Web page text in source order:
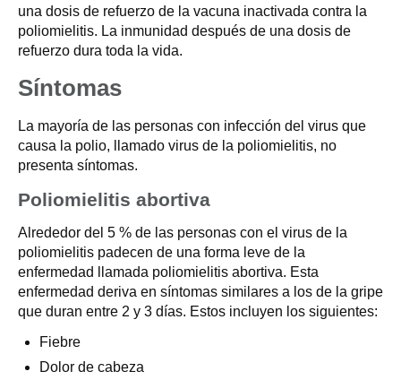
una dosis de refuerzo de la vacuna inactivada contra la
poliomielitis. La inmunidad después de una dosis de
refuerzo dura toda la vida.
Síntomas
La mayoría de las personas con infección del virus que
causa la polio, llamado virus de la poliomielitis, no
presenta síntomas.
Poliomielitis abortiva
Alrededor del 5 % de las personas con el virus de la
poliomielitis padecen de una forma leve de la
enfermedad llamada poliomielitis abortiva. Esta
enfermedad deriva en síntomas similares a los de la gripe
que duran entre 2 y 3 días. Estos incluyen los siguientes:
Fiebre
Dolor de cabeza